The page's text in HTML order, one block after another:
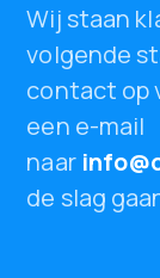
Wij staan
volgende
contact op
een e-mail
naar
de slag